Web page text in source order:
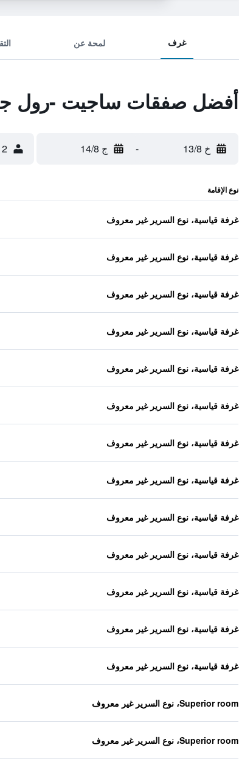
غرف لمحة عن
أفضل صفقات ساجيت -رول
خ 13/8 - ج 14/8 2 من الضيوف، غرفة واحدة
نوع الإقامة
غرفة قياسية، نوع السرير غير معروف
غرفة قياسية، نوع السرير غير معروف
غرفة قياسية، نوع السرير غير معروف
غرفة قياسية، نوع السرير غير معروف
غرفة قياسية، نوع السرير غير معروف
غرفة قياسية، نوع السرير غير معروف
غرفة قياسية، نوع السرير غير معروف
غرفة قياسية، نوع السرير غير معروف
غرفة قياسية، نوع السرير غير معروف
غرفة قياسية، نوع السرير غير معروف
غرفة قياسية، نوع السرير غير معروف
غرفة قياسية، نوع السرير غير معروف
غرفة قياسية، نوع السرير غير معروف
Superior room، نوع السرير غير معروف
Superior room، نوع السرير غير معروف